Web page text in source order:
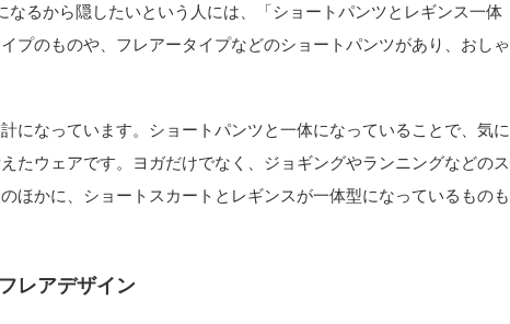
るから隠したいという人には、「ショートパンツとレギンス一体
プのものや、フレアータイプなどのショートパンツがあり、おしゃ
になっています。ショートパンツと一体になっていることで、気に
たウェアです。ヨガだけでなく、ジョギングやランニングなどのス
ほかに、ショートスカートとレギンスが一体型になっているものも
レアデザイン